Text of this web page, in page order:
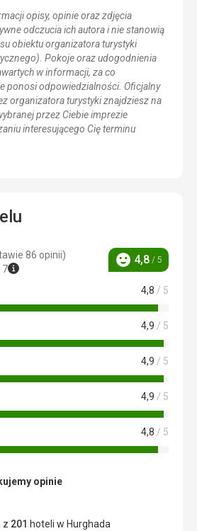
opisy, opinie oraz zdjęcia
odczucia ich autora i nie stanowią
obiektu organizatora turystyki
Pokoje oraz udogodnienia
w informacji, za co
ponosi odpowiedzialności. Oficjalny
organizatora turystyki znajdziesz na
przez Ciebie imprezie
interesującego Cię terminu
86 opinii)
7
Ocena
4,8 / 5
4,8 / 5
4,9 / 5
4,9 / 5
4,9 / 5
4,8 / 5
opinie
z 201 hoteli w Hurghada